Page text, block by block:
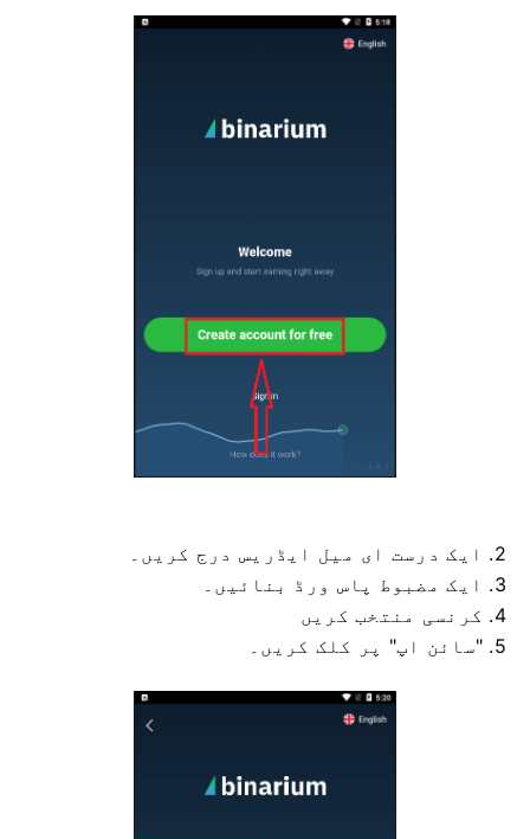
2. ایک درست ای میل ایڈریس درج کریں۔
3. ایک مضبوط پاس ورڈ بنائیں۔
4. کرنسی منتخب کریں
5. "سائن اپ" پر کلک کریں۔